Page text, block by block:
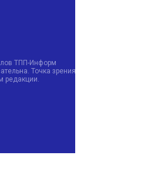
ТПП-Информ
Точка зрения
редакции.